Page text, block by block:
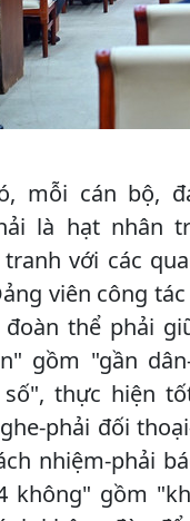
mỗi cán bộ,
là hạt nhân
với các
viên công
thể phải
gồm "gần
thực hiện
phải đối
nhiệm-phải
không" gồm